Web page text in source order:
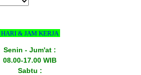
HARI & JAM KERJA
Senin - Jum'at :
08.00-17.00 WIB
Sabtu :